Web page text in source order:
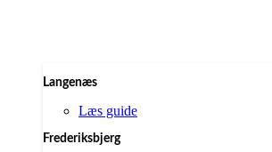
Langenæs
Læs guide
Frederiksbjerg